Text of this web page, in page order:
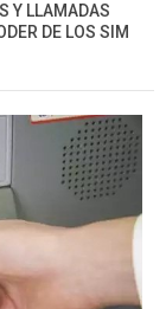
Y LLAMADAS
DE LOS SIM